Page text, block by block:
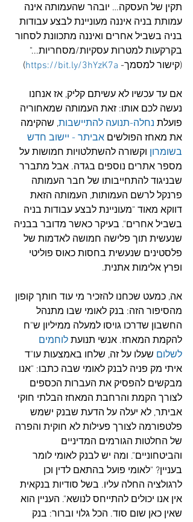
תקין של העסקה… יובהר שהעמותה אינה
עמותת בניה איננה מעוניינת לבצע עבודות
בניה בשביל אחרים ואיננה מתכוונת לסחור
בקרקעות למטרות עסקיות/מסחריות..."
(קישור למסמך- https://bit.ly/3hYzK7a
)
אם עד עכשיו לא עשיתם קליק, אז אנחנו
נעשה לכם אותו: זאת העמותה שמאחוריה
פועלת נחלה-תנועה להתיישבות, שהקימה
את מאחז הפולשים אביתר - יישוב חדש
בשומרון וקשורה להשתלטויות חמושות על
מספר אתרים נוספים בגדה. אבל מתברר
שבניגוד להתחייבותו של חבר העמותה
פרנקל לרשם העמותות, העמותה הזאת
דווקא מאוד "מעוניינת לבצע עבודות בניה
בשביל אחרים". בעיקר כאשר מדובר בבניה
שנעשית תוך פלישה חמושה לאדמות של
פלסטינים שנעשית בחסות כאוס פוליטי
ופרץ אלימות אתנית.
אה, כמעט שכחנו להזכיר מי עוד חותך קופון
מהסיפור הזה: בנק לאומי שבו מתנהל
החשבון שדרכו גויסו למעלה ממיליון ש"ח
להקמת המאחז. אנשי תנועת לוחמים
לשלום שעלו על זה, שלחו באמצעות עו"ד
איתי מק פניה לבנק לאומי שבה כתבו: "אנו
מבקשים להפסיק את העברות הכספים
לצורך הקמת והרחבת המאחז הבלתי חוקי
אביתר, לא יעלה על הדעת שבנק ישמש
פלטפורמה לצורך פעילות לא חוקית והפרה
של החלטות הגורמים המדיניים
והביטחוניים". ומה יש לבנק לאומי לומר
בעניין? "לאומי פועל בהתאם לדין וכן
לרגולציה החלה עליו. בשל סודיות בנקאית
אין אנו יכולים להתייחס לנושא". העניין הוא
שאין כאן שום סוד. הכל גלוי וברור: בנק